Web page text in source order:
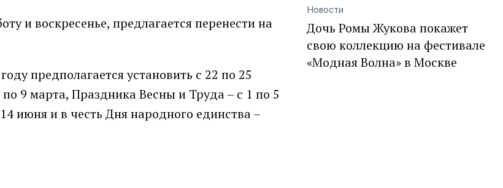
и воскресенье, предлагается перенести на
предполагается установить с 22 по 25
9 марта, Праздника Весны и Труда – с 1 по 5
июня и в честь Дня народного единства –
Новости
Дочь Ромы Жукова покажет
свою коллекцию на фестивале
«Модная Волна» в Москве